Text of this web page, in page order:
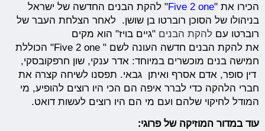
הכירו את "Five 2 one" להקת הבנים החדשה של ישראל
בניהולו של הסוכן רוברטו בן שושן. לאחר הצלחת העבר של
רוברטו עם להקת הבנים "גיים בויז" הוא מקים
את להקת הבנים חדשה העונה לשם " Five 2 one" הכוללת
חמישה בנים מוכשרים במיוחד: אדר ענקי, שון חרפקובסקי,
דין סופר, אדם אסרף ואיתן גבאי. תפסנו לשיחה קצרה את
חברי הלהקה כדי לברר איפה הם הכי היו רוצים להופיע, מי
המודל לחיקוי שלהם ועם מי הם היו רוצים לעשות דואט.
עוד במדור המוזיקה של פרוגי: